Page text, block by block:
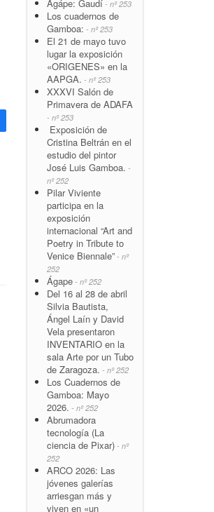
Agápe: Gaudí - nº 253
Los cuadernos de
Gamboa: - nº 253
El 21 de mayo tuvo
lugar la exposición
«ORIGENES» en la
AAPGA. - nº 253
XXXVI Salón de
Primavera de ADAFA
- nº 253
Exposición de
Cristina Beltrán en el
estudio del pintor
José Luis Gamboa. -
nº 252
Pilar Viviente
participa en la
exposición
internacional “Art and
Poetry in Tribute to
Venice Biennale” - nº
252
Ágape - nº 252
Del 16 al 28 de abril
Silvia Bautista,
Ángel Laín y David
Vela presentaron
INVENTARIO en la
sala Arte por un Tubo
de Zaragoza. - nº 252
Los Cuadernos de
Gamboa: Mayo
2026. - nº 252
Abrumadora
tecnología (La
ciencia de Pixar) - nº
252
ARCO 2026: Las
jóvenes galerías
arriesgan más y
viven en «un